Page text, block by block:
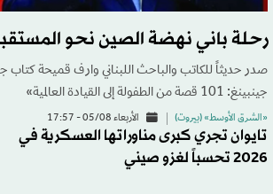
رحلة باني نهضة الصين نحو
صدر حديثاً للكاتب والباحث اللبناني وارف قميحة
جينبينغ: 101 قصة من الطفولة إلى القيادة العالمية»
«الشرق الأوسط» (بيروت) الأربعاء 05/08 - 17:57
تايوان تجري كبرى مناوراتها العسكرية في
2026 تحسباً لغزو صيني